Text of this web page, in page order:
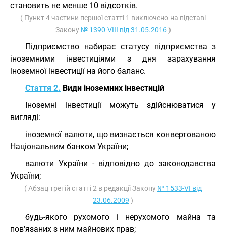
становить не менше 10 відсотків.
( Пункт 4 частини першої статті 1 виключено на підставі
Закону № 1390-VIII від 31.05.2016)
Підприємство набирає статусу підприємства з
іноземними інвестиціями з дня зарахування
іноземної інвестиції на його баланс.
Стаття 2. Види іноземних інвестицій
Іноземні інвестиції можуть здійснюватися у
вигляді:
іноземної валюти, що визнається конвертованою
Національним банком України;
валюти України - відповідно до законодавства
України;
( Абзац третій статті 2 в редакції Закону № 1533-VI від
23.06.2009 )
будь-якого рухомого і нерухомого майна та
пов'язаних з ним майнових прав;